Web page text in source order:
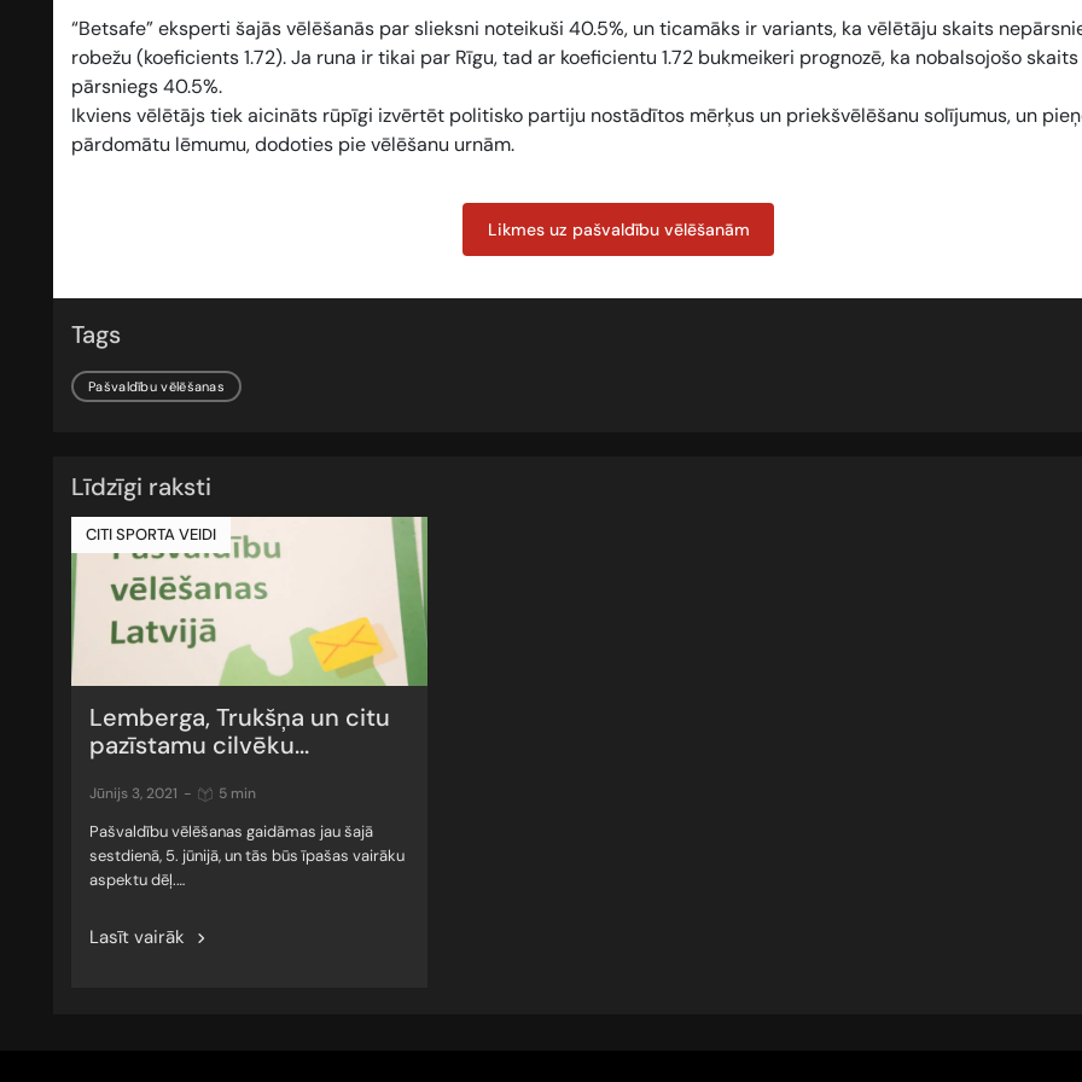
“Betsafe” eksperti šajās vēlēšanās par slieksni noteikuši 40.5%, un ticamāks ir variants, ka vēlētāju skaits
robežu (koeficients1.72). Ja runa ir tikai par Rīgu, tad ar koeficientu 1.72 bukmeikeri prognozē, ka nobalsojošo skaits
pārsniegs 40.5%.
Ikviens vēlētājs tiek aicināts rūpīgi izvērtēt politisko partiju nostādītos mērķus un priekšvēlēšanu solījumus, un
pārdomātu lēmumu, dodoties pie vēlēšanu urnām.
Likmes uz pašvaldību vēlēšanām
Tags
Pašvaldību vēlēšanas
Līdzīgi raksti
CITI SPORTA VEIDI
Lemberga, Trukšņa un citu
pazīstamu cilvēku...
jūnijs 3, 2021 - 5 min
Pašvaldību vēlēšanas gaidāmas jau šajā
sestdienā, 5. jūnijā, un tās būs īpašas vairāku
aspektu dēļ.…
Lasīt vairāk